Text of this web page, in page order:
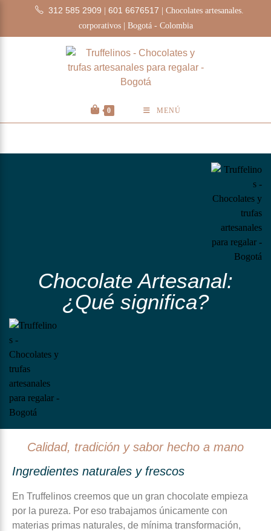
312 585 2909 601 6676517
| Chocolates artesanales.
corporativos | Bogotá - Colombia
0 MENÚ
Chocolate Artesanal:
¿Qué significa?
Calidad, tradición y sabor hecho a mano
Ingredientes naturales y frescos
En Truffelinos creemos que un gran chocolate empieza
por la pureza. Por eso trabajamos únicamente con
materias primas naturales, de mínima transformación,